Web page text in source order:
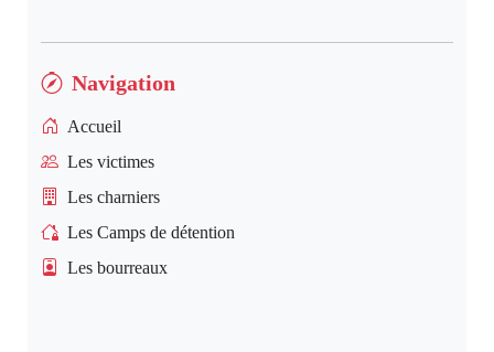
Navigation
Accueil
Les victimes
Les charniers
Les Camps de détention
Les bourreaux